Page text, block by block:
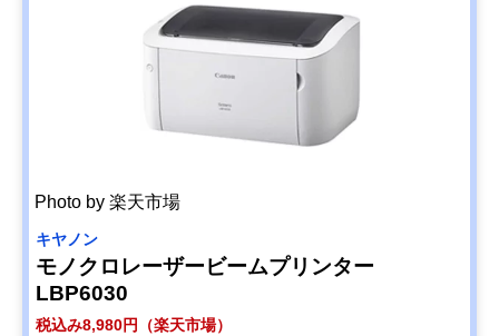
Photo by 楽天市場
キヤノン
モノクロレーザービームプリンター
LBP6030
税込み8,980円（楽天市場）